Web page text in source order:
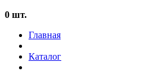
0 шт.
Главная
Каталог